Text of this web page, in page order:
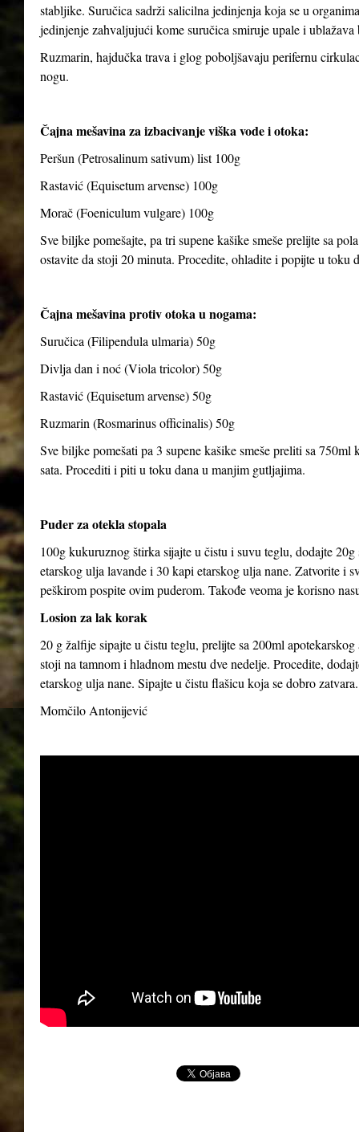
stabljike. Suručica sadrži salicilna jedinjenja koja se u
jedinjenje zahvaljujući kome suručica smiruje upale i
Ruzmarin, hajdučka trava i glog poboljšavaju perifernu
nogu.
Čajna mešavina za izbacivanje viška vode i otoka:
Peršun (Petrosalinum sativum) list 100g
Rastavić (Equisetum arvense) 100g
Morač (Foeniculum vulgare) 100g
Sve biljke pomešajte, pa tri supene kašike smeše prelijte sa
ostavite da stoji 20 minuta. Procedite, ohladite i popijte u toku
Čajna mešavina protiv otoka u nogama:
Suručica (Filipendula ulmaria) 50g
Divlja dan i noć (Viola tricolor) 50g
Rastavić (Equisetum arvense) 50g
Ruzmarin (Rosmarinus officinalis) 50g
Sve biljke pomešati pa 3 supene kašike smeše preliti sa
sata. Procediti i piti u toku dana u manjim gutljajima.
Puder za otekla stopala
100g kukuruznog štirka sijajte u čistu i suvu teglu, dodajte
etarskog ulja lavande i 30 kapi etarskog ulja nane. Zatvorite i
peškirom pospite ovim puderom. Takođe veoma je korisno
Losion za lak korak
20 g žalfije sipajte u čistu teglu, prelijte sa 200ml
stoji na tamnom i hladnom mestu dve nedelje. Procedite,
etarskog ulja nane. Sipajte u čistu flašicu koja se dobro
Momčilo Antonijević